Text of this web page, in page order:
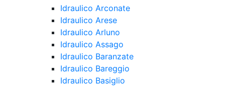
Idraulico Arconate
Idraulico Arese
Idraulico Arluno
Idraulico Assago
Idraulico Baranzate
Idraulico Bareggio
Idraulico Basiglio